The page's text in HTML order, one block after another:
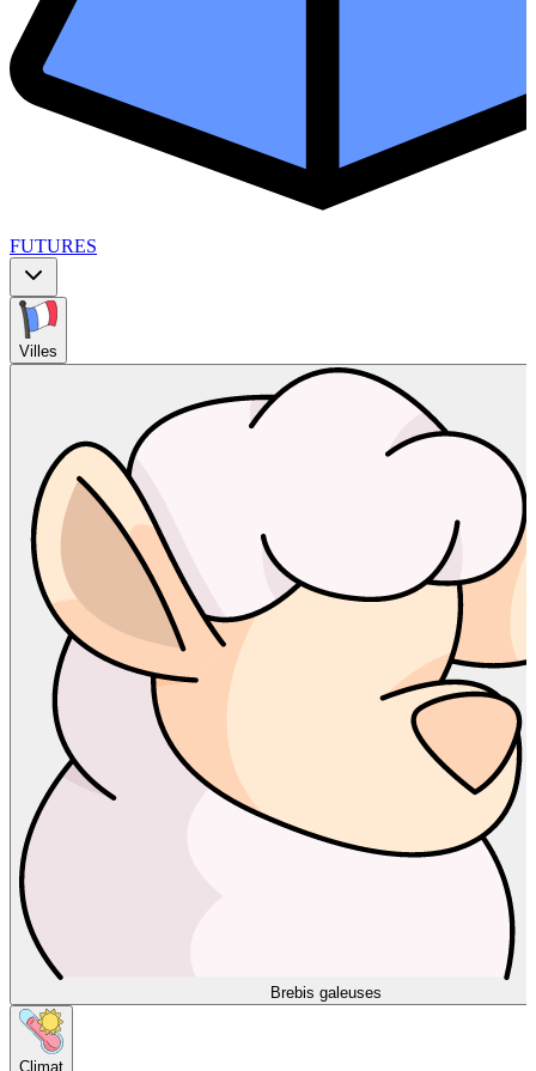
FUTURES
Villes
Brebis galeuses
Climat